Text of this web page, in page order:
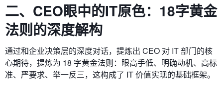
二、 CEO眼中的IT原色： 18字黄金
法则的深度解构
通过和企业决策层的深度对话，提炼出 CEO 对 IT 部门的核
心期待，提炼为 18 字黄金法则：眼高手低、明确动机、高标
准、严要求、举一反三，这构成了 IT 价值实现的基础框架。